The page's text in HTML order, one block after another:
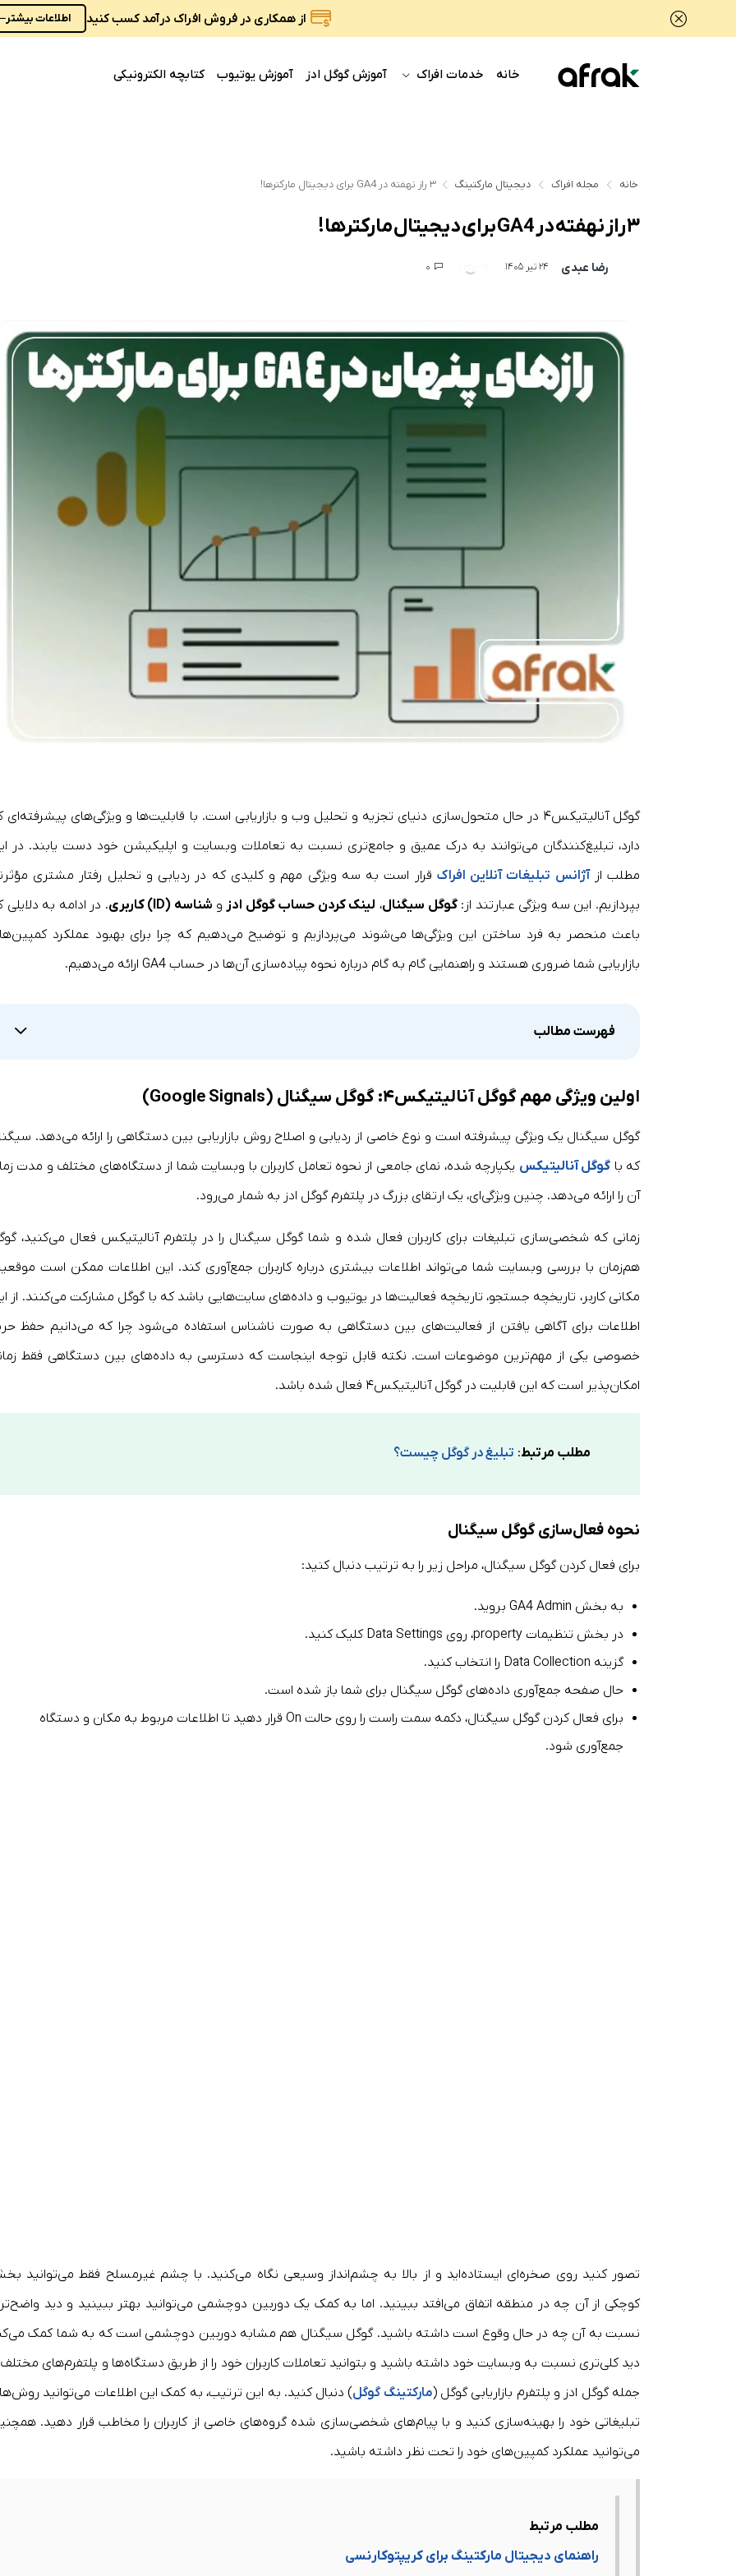
از همکاری در فروش افراک درآمد کسب کنید اطلاعات بیشتر
خانه خدمات افراک آموزش گوگل ادز آموزش یوتیوب کتابچه الکترونیکی
خانه مجله افراک دیجیتال مارکتینگ ۳ راز نهفته در GA4 برای دیجیتال مارکترها!
۳ راز نهفته در GA4 برای دیجیتال مارکترها!
رضا عبدی 24 تیر 1405
گوگل آنالیتیکس۴ در حال متحول‌سازی دنیای تجزیه و تحلیل وب و بازاریابی است. با قابلیت‌ها و ویژگی‌های پیشرفته‌ای
دارد، تبلیغ‌کنندگان می‌توانند به درک عمیق و جامع‌تری نسبت به تعاملات وبسایت و اپلیکیشن خود دست یابند. در
مطلب ازآژانس تبلیغات آنلاین افراک قرار است به سه ویژگی مهم و کلیدی که در ردیابی و تحلیل رفتار مشتری
بپردازیم. این سه ویژگی عبارتند از:گوگل سیگنال، لینک کردن حساب گوگل ادزو ‌شناسه (ID) کاربری
. در ادامه به دلایلی
باعث منحصر به فرد ساختن این ویژگی‌ها می‌شوند می‌پردازیم و توضیح می‌دهیم که چرا برای بهبود عملکرد
بازاریابی شما ضروری هستند و راهنمایی گام به گام درباره نحوه پیاده‌سازی آن‌ها در حساب GA4 ارائه می‌دهیم.
فهرست مطالب
اولین ویژگی مهم گوگل آنالیتیکس۴: گوگل سیگنال (Google Signals)
گوگل سیگنال یک ویژگی پیشرفته است و نوع خاصی از ردیابی و اصلاح روش بازاریابی بین دستگاهی را ارائه می‌دهد.
که با گوگل آنالیتیکس یکپارچه شده، نمای جامعی از نحوه تعامل کاربران با وبسایت شما از دستگاه‌های مختلف و مدت
آن را ارائه می‌دهد. چنین ویژگی‌ای، یک ارتقای بزرگ در پلتفرم گوگل ادز به شمار می‌رود.
زمانی که شخصی‌سازی تبلیغات برای کاربران فعال شده و شما گوگل سیگنال را در پلتفرم آنالیتیکس فعال می‌کنید،
هم‌زمان با بررسی وبسایت شما می‌تواند اطلاعات بیشتری درباره کاربران جمع‌آوری کند. این اطلاعات ممکن است
مکانی کاربر، تاریخچه جستجو، تاریخچه فعالیت‌ها در یوتیوب و داده‌های سایت‌هایی باشد که با گوگل مشارکت می‌کنند. از
اطلاعات برای آگاهی یافتن از فعالیت‌های بین دستگاهی به صورت ناشناس استفاده می‌شود چرا که می‌دانیم حفظ
خصوصی یکی از مهم‌ترین موضوعات است. نکته قابل توجه اینجاست که دسترسی به داده‌های بین دستگاهی فقط
امکان‌پذیر است که این قابلیت در گوگل آنالیتیکس۴ فعال شده باشد.
مطلب مرتبط: تبلیغ در گوگل چیست؟
نحوه فعالسازی گوگل سیگنال
برای فعال کردن گوگل سیگنال، مراحل زیر را به ترتیب دنبال کنید:
به بخش GA4 Admin بروید.
در بخش تنظیمات property، روی Data Settings کلیک کنید.
گزینه Data Collection را انتخاب کنید.
حال صفحه جمع‌آوری داده‌های گوگل سیگنال برای شما باز شده است.
برای فعال کردن گوگل سیگنال، دکمه سمت راست را روی حالت On قرار دهید تا اطلاعات مربوط به مکان و دستگاه
جمع‌آوری شود.
تصور کنید روی صخره‌ای ‌ایستاده‌اید و از بالا به چشم‌انداز وسیعی نگاه می‌کنید. با چشم غیرمسلح فقط می‌توانید
کوچکی از آن چه در منطقه اتفاق می‌افتد ببینید. اما به کمک یک دوربین دوچشمی می‌توانید بهتر ببینید و دید
نسبت به آن چه در حال وقوع است داشته باشید. گوگل سیگنال هم مشابه دوربین دوچشمی است که به شما کمک
دید کلی‌تری نسبت به وبسایت خود داشته باشید و بتوانید تعاملات کاربران خود را از طریق دستگاه‌ها و پلتفرم‌های مختلف
جمله گوگل ادز و پلتفرم بازاریابی گوگل (مارکتینگ گوگل) دنبال کنید. به این ترتیب، به کمک این اطلاعات می‌توانید
تبلیغاتی خود را بهینه‌سازی کنید و با پیام‌های شخصی‌سازی شده گروه‌های خاصی از کاربران را مخاطب قرار دهید.
می‌توانید عملکرد کمپین‌های خود را تحت نظر داشته باشید.
مطلب مرتبط
راهنمای دیجیتال مارکتینگ برای کریپتوکارنسی